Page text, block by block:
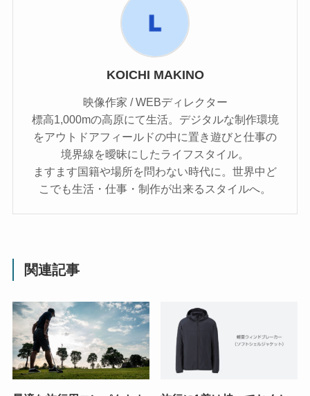
KOICHI MAKINO
映像作家 / WEBディレクター
標高1,000mの高原にて生活。デジタルな制作環境
をアウトドアフィールドの中に置き遊びと仕事の
境界線を曖昧にしたライフスタイル。
ますます国籍や場所を問わない時代に。世界中ど
こでも生活・仕事・制作が出来るスタイルへ。
関連記事